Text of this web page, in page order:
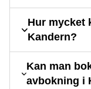
Hur mycket
Kandern?
Kan man
avbokning i